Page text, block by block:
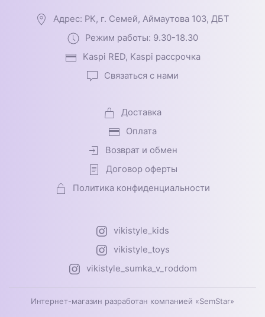
Адрес: РК, г. Семей, Аймаутова 103, ДБТ
Режим работы: 9.30-18.30
Kaspi RED, Kaspi рассрочка
Связаться с нами
Доставка
Оплата
Возврат и обмен
Договор оферты
Политика конфиденциальности
vikistyle_kids
vikistyle_toys
vikistyle_sumka_v_roddom
Интернет-магазин разработан компанией «SemStar»